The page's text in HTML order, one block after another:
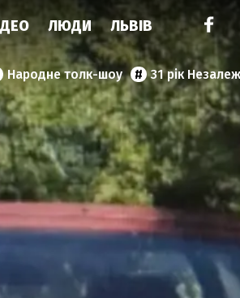
ЛЮДИ ЛЬВІВ
Народне толк-шоу 31 рік